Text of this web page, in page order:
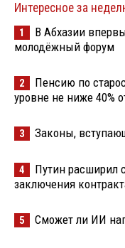
Интересное за
1
В Абхазии
молодёжный форум
2
Пенсию по
уровне не ниже 40%
3 Законы,
4
Путин расширил
заключения
5 Сможет ли ИИ